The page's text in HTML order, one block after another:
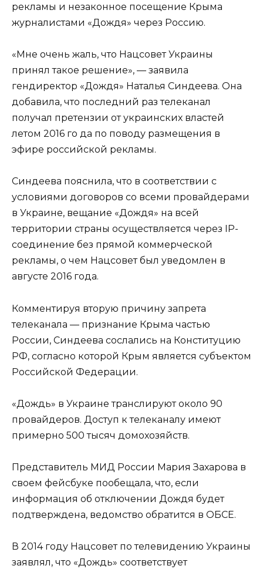
рекламы и незаконное посещение Крыма
журналистами «Дождя» через Россию.
«Мне очень жаль, что Нацсовет Украины
принял такое решение», — заявила
гендиректор «Дождя» Наталья Синдеева. Она
добавила, что последний раз телеканал
получал претензии от украинских властей
летом 2016 го да по поводу размещения в
эфире российской рекламы.
Синдеева пояснила, что в соответствии с
условиями договоров со всеми провайдерами
в Украине, вещание «Дождя» на всей
территории страны осуществляется через IP-
соединение без прямой коммерческой
рекламы, о чем Нацсовет был уведомлен в
августе 2016 года.
Комментируя вторую причину запрета
телеканала — признание Крыма частью
России, Синдеева сослались на Конституцию
РФ, согласно которой Крым является субъектом
Российской Федерации.
«Дождь» в Украине транслируют около 90
провайдеров. Доступ к телеканалу имеют
примерно 500 тысяч домохозяйств.
Представитель МИД России Мария Захарова в
своем фейсбуке пообещала, что, если
информация об отключении Дождя будет
подтверждена, ведомство обратится в ОБСЕ.
В 2014 году Нацсовет по телевидению Украины
заявлял, что «Дождь» соответствует